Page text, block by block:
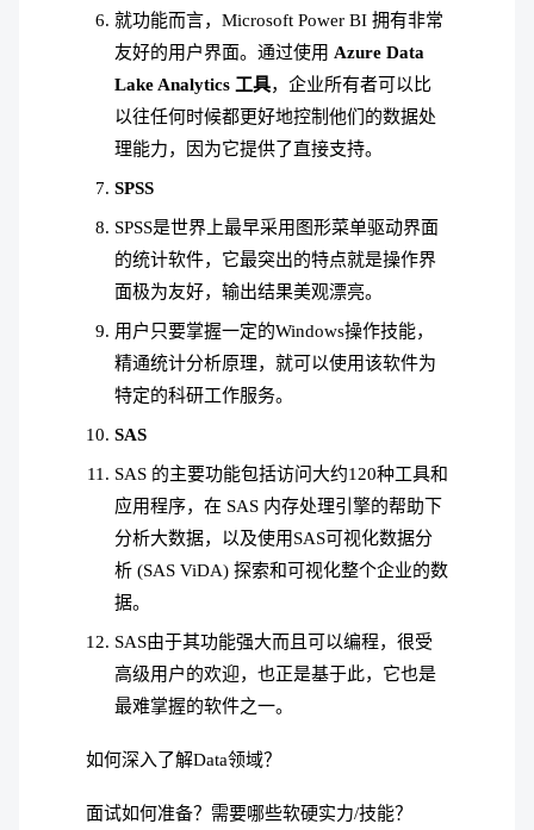
就功能而言，Microsoft Power BI 拥有非常
友好的用户界面。通过使用 Azure Data
Lake Analytics 工具，企业所有者可以比
以往任何时候都更好地控制他们的数据处
理能力，因为它提供了直接支持。
SPSS
SPSS是世界上最早采用图形菜单驱动界面
的统计软件，它最突出的特点就是操作界
面极为友好，输出结果美观漂亮。
用户只要掌握一定的Windows操作技能，
精通统计分析原理，就可以使用该软件为
特定的科研工作服务。
SAS
SAS 的主要功能包括访问大约120种工具和
应用程序，在 SAS 内存处理引擎的帮助下
分析大数据，以及使用SAS可视化数据分
析 (SAS ViDA) 探索和可视化整个企业的数
据。
SAS由于其功能强大而且可以编程，很受
高级用户的欢迎，也正是基于此，它也是
最难掌握的软件之一。
如何深入了解Data领域？
面试如何准备？需要哪些软硬实力/技能？